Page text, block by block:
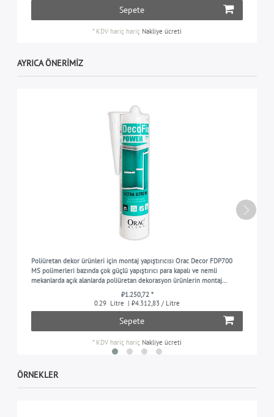
Sepete
* KDV hariç hariç Nakliye ücreti
AYRICA ÖNERIMIZ
Poliüretan dekor ürünleri için montaj yapıştırıcısı Orac Decor FDP700
MS polimerleri bazında çok güçlü yapıştırıcı para kapalı ve nemli
mekanlarda açık alanlarda poliüretan dekorasyon ürünlerin montaj
₺1.250,72 *
0.29 Litre | ₺4.312,83 / Litre
Sepete
* KDV hariç hariç Nakliye ücreti
ÖRNEKLER